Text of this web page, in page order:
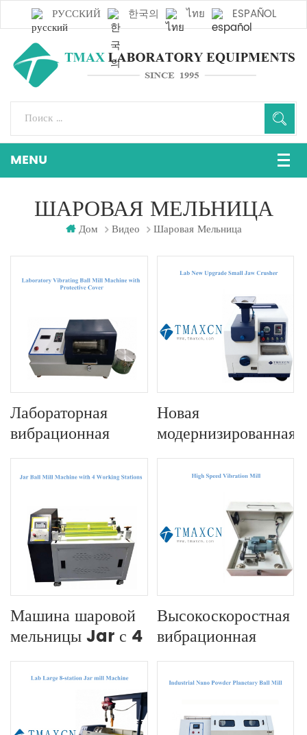
РУССКИЙ 한국의 ไทย ESPAÑOL
ШАРОВАЯ МЕЛЬНИЦА
Дом Видео Шаровая Мельница
Лабораторная
вибрационная
шаровая мельница
с защитной
Новая
модернизированная
лаборатория малой
щековой дробилки
Машина шаровой
мельницы Jar с 4
рабочими
станциями
Высокоскоростная
вибрационная
мельница